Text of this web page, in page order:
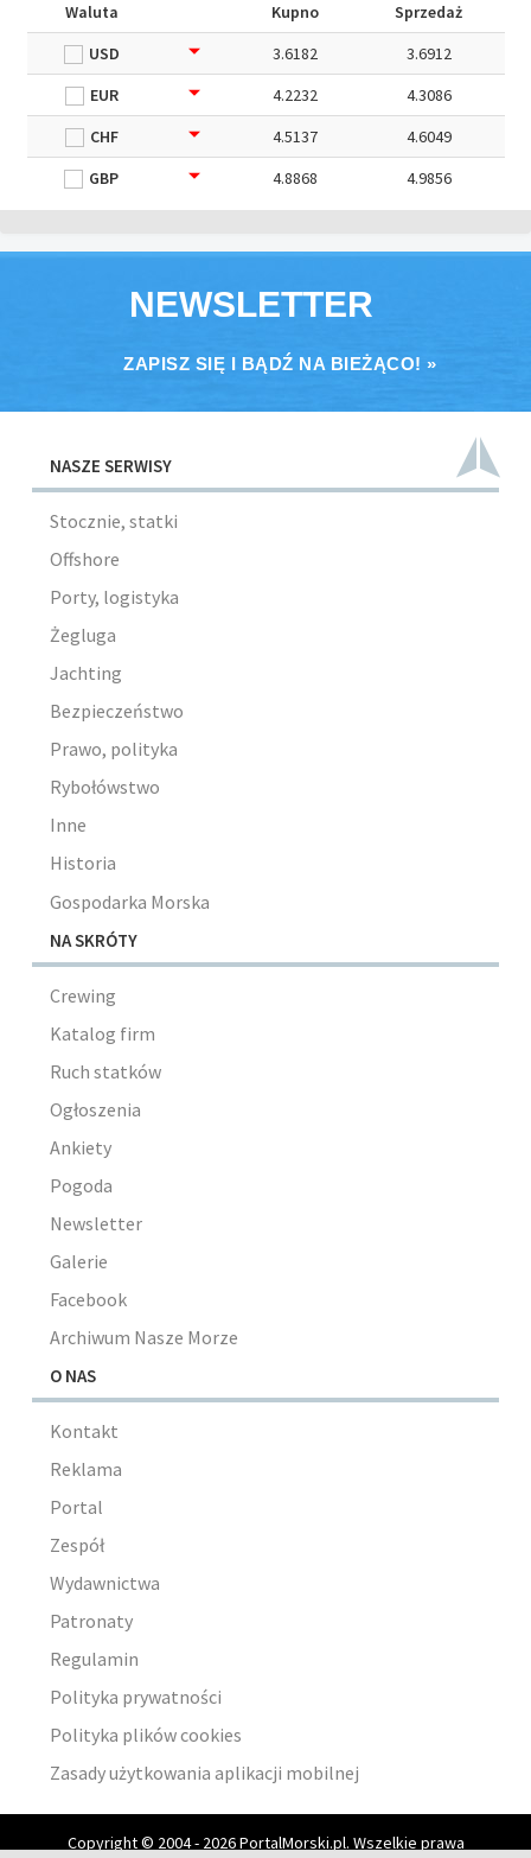
Waluta Kupno
Sprzedaż
USD
3.6182
3.6912
EUR
4.2232
4.3086
CHF
4.5137
4.6049
GBP
4.8868 4.9856
NEWSLETTER
ZAPISZ SIĘ I BĄDŹ NA BIEŻĄCO! »
NASZE SERWISY
Stocznie, statki
Offshore
Porty, logistyka
Żegluga
Jachting
Bezpieczeństwo
Prawo, polityka
Rybołówstwo
Inne
Historia
Gospodarka Morska
NA SKRÓTY
Crewing
Katalog firm
Ruch statków
Ogłoszenia
Ankiety
Pogoda
Newsletter
Galerie
Facebook
Archiwum Nasze Morze
O NAS
Kontakt
Reklama
Portal
Zespół
Wydawnictwa
Patronaty
Regulamin
Polityka prywatności
Polityka plików cookies
Zasady użytkowania aplikacji mobilnej
Copyright © 2004 - 2026 PortalMorski.pl. Wszelkie prawa